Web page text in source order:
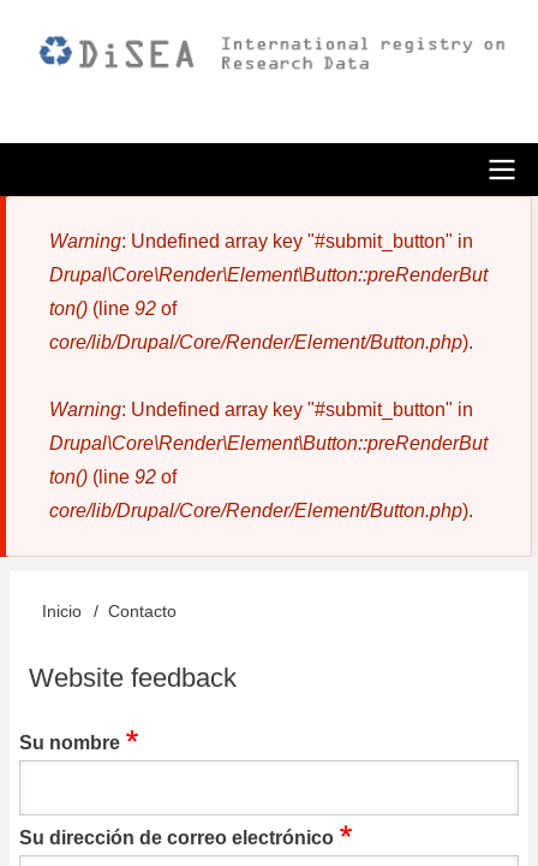
ODiSEA
Mensaje
error
Warning: Undefined array key "#submit_button" in
Drupal\Core\Render\Element\Button::preRenderBut
ton() (line 92 of
core/lib/Drupal/Core/Render/Element/Button.php).
Warning: Undefined array key "#submit_button" in
Drupal\Core\Render\Element\Button::preRenderBut
ton() (line 92 of
core/lib/Drupal/Core/Render/Element/Button.php).
Sobrescribir
enlaces
ayuda
la
Inicio Contacto
Website feedback
Su nombre
Su dirección de correo electrónico